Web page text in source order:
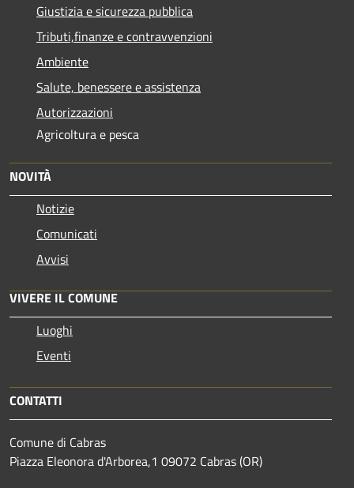
Giustizia e sicurezza pubblica
Tributi,finanze e contravvenzioni
Ambiente
Salute, benessere e assistenza
Autorizzazioni
Agricoltura e pesca
NOVITÀ
Notizie
Comunicati
Avvisi
VIVERE IL COMUNE
Luoghi
Eventi
CONTATTI
Comune di Cabras
Piazza Eleonora d'Arborea,1 09072 Cabras (OR)